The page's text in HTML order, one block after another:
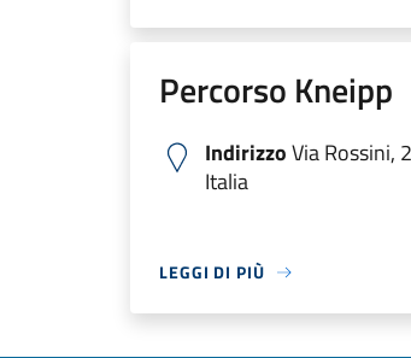
Percorso Kneipp
IndirizzoVia Rossini,
Italia
LEGGI DI PIÙ